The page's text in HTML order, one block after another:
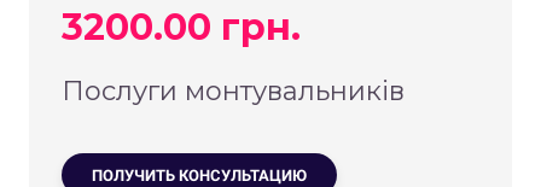
3200.00 грн.
Послуги монтувальників
ПОЛУЧИТЬ КОНСУЛЬТАЦИЮ